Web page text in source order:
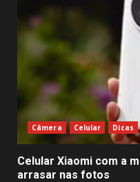
Câmera Celular Dicas
Celular Xiaomi com a
arrasar nas fotos